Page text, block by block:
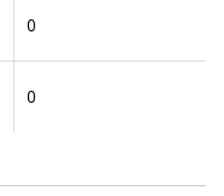
0
0